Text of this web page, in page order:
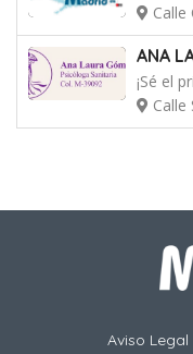
Calle
ANA
¡Sé el
Calle
Aviso Legal